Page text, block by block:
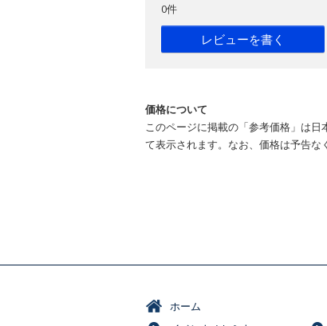
0件
レビューを書く
価格について
このページに掲載の「参考価格」は
て表示されます。なお、価格は予告な
ホーム